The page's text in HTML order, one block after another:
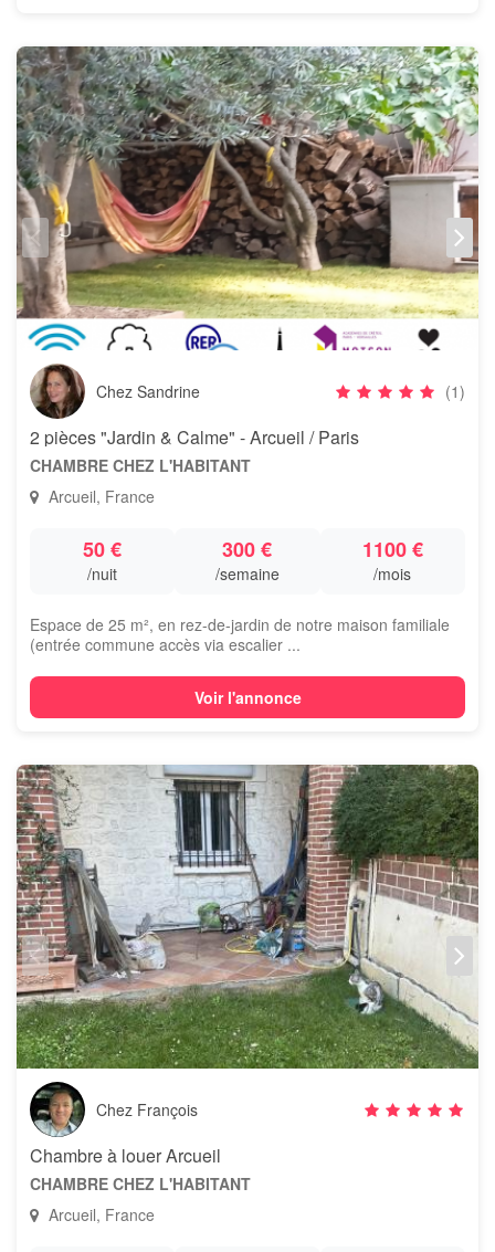
Chez Sandrine (1)
2 pièces "Jardin & Calme" - Arcueil / Paris
CHAMBRE CHEZ L'HABITANT
Arcueil, France
50 €
/nuit
300 €
/semaine
1100 €
/mois
Espace de 25 m², en rez-de-jardin de notre maison familiale
(entrée commune accès via escalier ...
Voir l'annonce
Chez François
Chambre à louer Arcueil
CHAMBRE CHEZ L'HABITANT
Arcueil, France